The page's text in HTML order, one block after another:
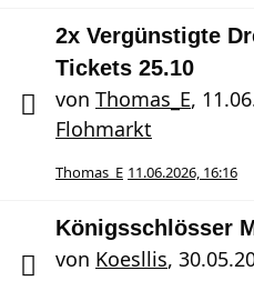
2x Vergünstigte
Tickets 25.10
von Thomas_E,
Flohmarkt
Thomas_E 11.06.2026, 16:16
Königsschlösser
von Koesllis,